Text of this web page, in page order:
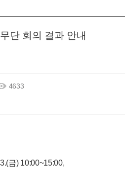
단 회의 결과 안내
4633
금) 10:00~15:00,